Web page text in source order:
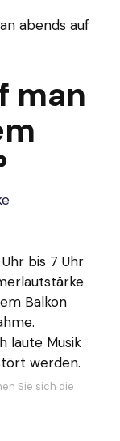
abends auf
man
bis 7 Uhr
Balkon
laute Musik
werden.
Sie sich die